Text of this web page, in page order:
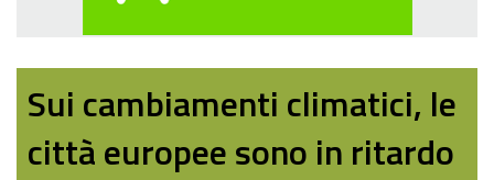
Sui cambiamenti climatici, le
città europee sono in ritardo